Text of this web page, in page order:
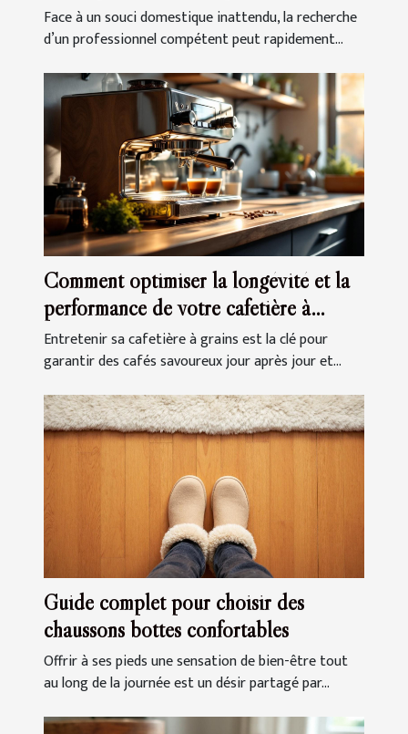
Face à un souci domestique inattendu, la recherche
d’un professionnel compétent peut rapidement...
Comment optimiser la longévité et la
performance de votre cafetière à
grains ?
Entretenir sa cafetière à grains est la clé pour
garantir des cafés savoureux jour après jour et...
Guide complet pour choisir des
chaussons bottes confortables
Offrir à ses pieds une sensation de bien-être tout
au long de la journée est un désir partagé par...